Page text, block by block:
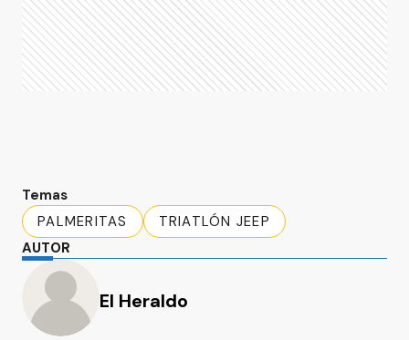
Temas
PALMERITAS
TRIATLÓN JEEP
AUTOR
El Heraldo